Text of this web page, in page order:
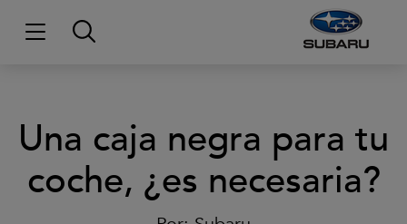
Una caja negra para tu
coche, ¿es necesaria?